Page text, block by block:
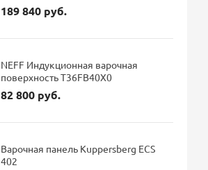
189 840 руб.
NEFF Индукционная варочная
поверхность T36FB40X0
82 800 руб.
Варочная панель Kuppersberg ECS
402